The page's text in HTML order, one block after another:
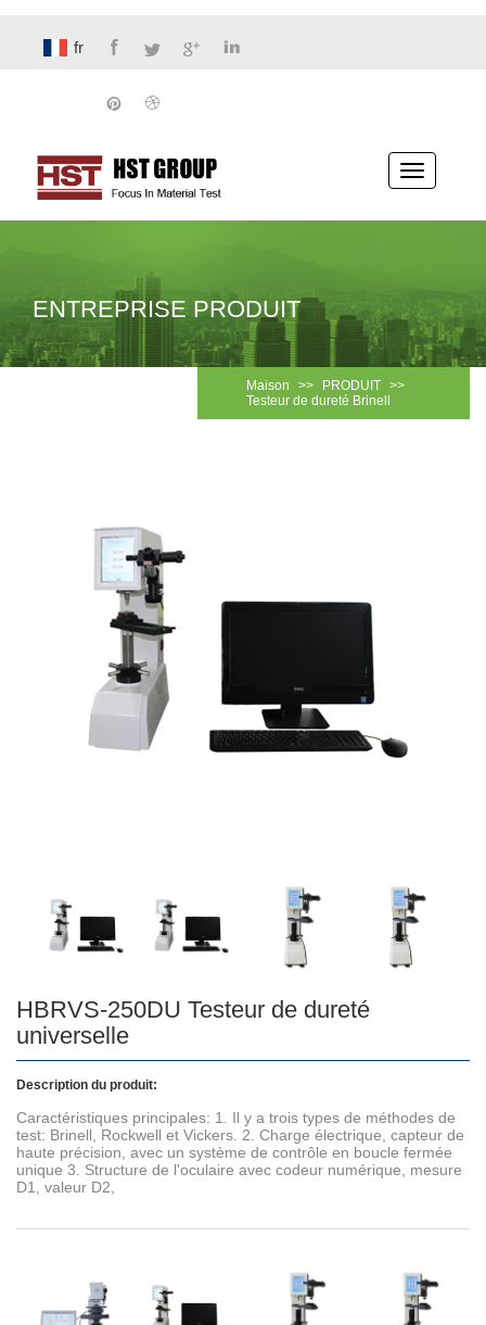
fr
Basculer
la
ENTREPRISE PRODUIT
Maison >> PRODUIT >>
Testeur de dureté Brinell
HBRVS-250DU Testeur de dureté
universelle
Description du produit:
Caractéristiques principales: 1. Il y a trois types de méthodes de
test: Brinell, Rockwell et Vickers. 2. Charge électrique, capteur de
haute précision, avec un système de contrôle en boucle fermée
unique 3. Structure de l'oculaire avec codeur numérique, mesure
D1, valeur D2,